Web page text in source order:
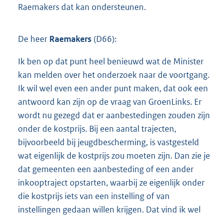
Raemakers dat kan ondersteunen.
De heer Raemakers (D66):
Ik ben op dat punt heel benieuwd wat de Minister
kan melden over het onderzoek naar de voortgang.
Ik wil wel even een ander punt maken, dat ook een
antwoord kan zijn op de vraag van GroenLinks. Er
wordt nu gezegd dat er aanbestedingen zouden zijn
onder de kostprijs. Bij een aantal trajecten,
bijvoorbeeld bij jeugdbescherming, is vastgesteld
wat eigenlijk de kostprijs zou moeten zijn. Dan zie je
dat gemeenten een aanbesteding of een ander
inkooptraject opstarten, waarbij ze eigenlijk onder
die kostprijs iets van een instelling of van
instellingen gedaan willen krijgen. Dat vind ik wel